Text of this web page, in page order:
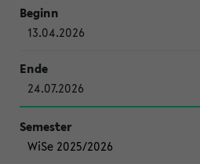
13.04.2026
24.07.2026
WiSe 2025/2026